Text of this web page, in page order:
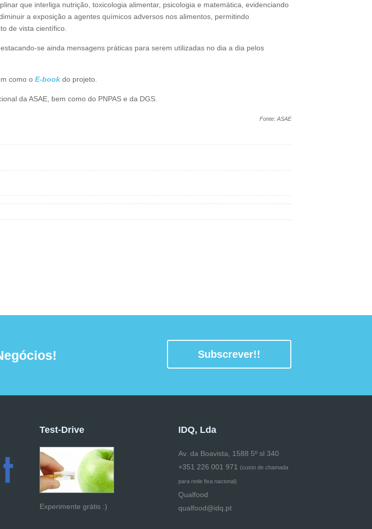
que interliga nutrição, toxicologia alimentar, psicologia e matemática, evidenciando
a exposição a agentes químicos adversos nos alimentos, permitindo
de vista científico.
se ainda mensagens práticas para serem utilizadas no dia a dia pelos
como o E-book do projeto.
da ASAE, bem como do PNPAS e da DGS.
Fonte: ASAE
Subscrever!!
Test-Drive
Experimente grátis :)
IDQ, Lda
Av. da Boavista, 1588 5º sl 340
+351 226 001 971 (custo de chamada
para rede fixa nacional)
Qualfood
qualfood@idq.pt